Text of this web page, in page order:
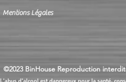
Mentions Légales
©2023 BinHouse Reproduction
L'abus d'alcool est dangereux pour la santé,